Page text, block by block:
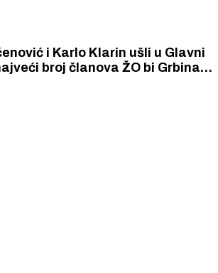
i Karlo Klarin ušli u Glavni
broj članova ŽO bi Grbina